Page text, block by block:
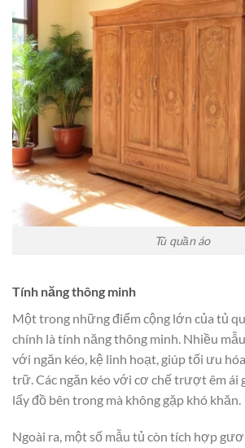
Tủ quần áo
Tính năng thông minh
Một trong những điểm cộng lớn của tủ
chính là tính năng thông minh. Nhiều
với ngăn kéo, kệ linh hoạt, giúp tối ưu
trữ. Các ngăn kéo với cơ chế trượt êm ái
lấy đồ bên trong mà không gặp khó khăn.
Ngoài ra, một số mẫu tủ còn tích hợp